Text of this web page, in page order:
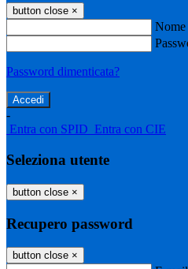
button close ×
Nome
Password dimenticata?
-
Entra con SPID Entra con CIE
Seleziona utente
button close ×
Recupero password
button close ×